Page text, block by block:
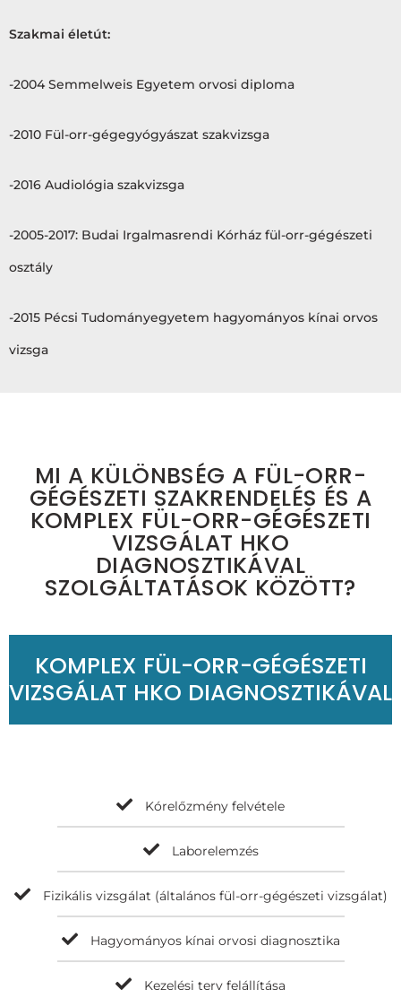
Szakmai életút:
-2004 Semmelweis Egyetem orvosi diploma
-2010 Fül-orr-gégegyógyászat szakvizsga
-2016 Audiológia szakvizsga
-2005-2017: Budai Irgalmasrendi Kórház fül-orr-gégészeti
osztály
-2015 Pécsi Tudományegyetem hagyományos kínai orvos
vizsga
MI A KÜLÖNBSÉG A FÜL-ORR-
GÉGÉSZETI SZAKRENDELÉS ÉS A
KOMPLEX FÜL-ORR-GÉGÉSZETI
VIZSGÁLAT HKO
DIAGNOSZTIKÁVAL
SZOLGÁLTATÁSOK KÖZÖTT?
KOMPLEX FÜL-ORR-GÉGÉSZETI
VIZSGÁLAT HKO DIAGNOSZTIKÁVAL
Kórelőzmény felvétele
Laborelemzés
Fizikális vizsgálat (általános fül-orr-gégészeti vizsgálat)
Hagyományos kínai orvosi diagnosztika
Kezelési terv felállítása